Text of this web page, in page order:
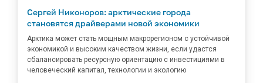
Сергей Никоноров: арктические города
становятся драйверами новой экономики
Арктика может стать мощным макрорегионом с устойчивой
экономикой и высоким качеством жизни, если удастся
сбалансировать ресурсную ориентацию с инвестициями в
человеческий капитал, технологии и экологию